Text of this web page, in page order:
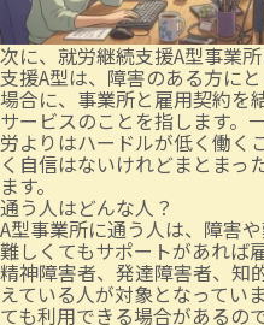
次に、就労継続支援A型事業
支援A型は、障害のある方に
場合に、事業所と雇用契約を
サービスのことを指します。
労よりはハードルが低く働く
く自信はないけれどまとまっ
ます。
通う人はどんな人？
A型事業所に通う人は、障害
難しくてもサポートがあれば
精神障害者、発達障害者、知
えている人が対象となってい
ても利用できる場合があるの